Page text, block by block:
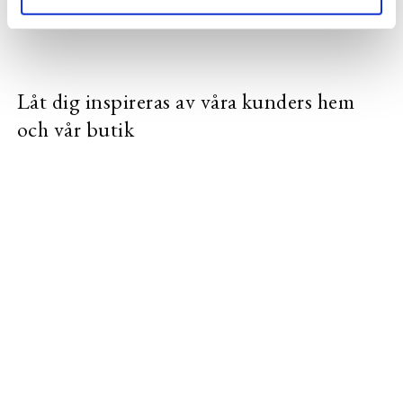
Låt dig inspireras av våra kunders hem
och vår butik